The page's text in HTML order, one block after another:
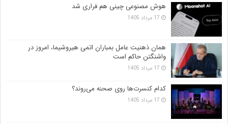
هوش مصنوعی چینی هم فراری شد
17 مرداد 1405
همان ذهنیت عامل بمباران اتمی هیروشیما، امروز در
واشنگتن حاکم است
17 مرداد 1405
کدام کنسرت‌ها روی صحنه می‌روند؟
17 مرداد 1405